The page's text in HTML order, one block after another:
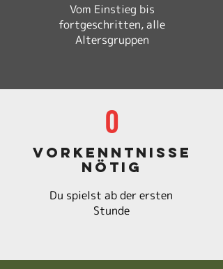
Vom Einstieg bis
fortgeschritten, alle
Altersgruppen
0
Vorkenntnisse
nötig
Du spielst ab der ersten
Stunde